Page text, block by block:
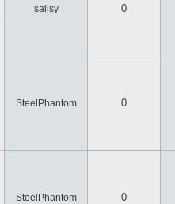
salisy 0
SteelPhantom 0
SteelPhantom 0